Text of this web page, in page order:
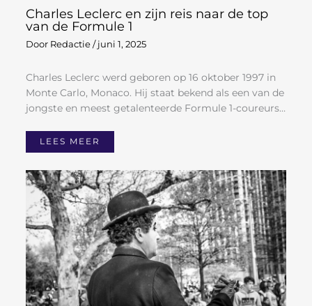
Charles Leclerc en zijn reis naar de top
van de Formule 1
Door Redactie / juni 1, 2025
Charles Leclerc werd geboren op 16 oktober 1997 in
Monte Carlo, Monaco. Hij staat bekend als een van de
jongste en meest getalenteerde Formule 1-coureurs…
LEES MEER